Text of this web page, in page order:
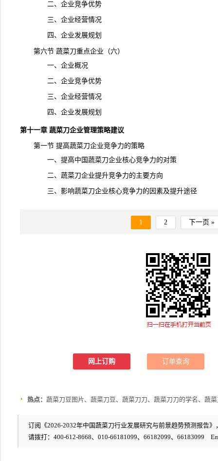
二、企业竞争优势
三、企业经营情况
四、企业发展规划
第六节 蔬菜刀重点企业（六）
一、企业概况
二、企业竞争优势
三、企业经营情况
四、企业发展规划
第十一章 蔬菜刀企业管理策略建议
第一节 提高蔬菜刀企业竞争力的策略
一、提高中国蔬菜刀企业核心竞争力的对策
二、蔬菜刀企业提升竞争力的主要方向
三、影响蔬菜刀企业核心竞争力的因素及提升途径
1 2 下一页 »
网上订购 订单查询
热点： 蔬菜刀豆图片、蔬菜刀豆、蔬菜刀刀、蔬菜刀刀的学名、蔬
订阅《2026-2032年中国蔬菜刀行业发展研究与前景趋势预测报告》
请拨打：400-612-8668、010-66181099、66182099、66183099